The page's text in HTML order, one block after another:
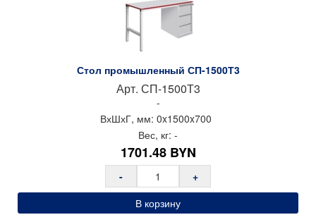
Стол промышленный СП-1500Т3
Арт. СП-1500Т3
-
ВхШхГ, мм: 0x1500x700
Вес, кг: -
1701.48 BYN
-
+
В корзину